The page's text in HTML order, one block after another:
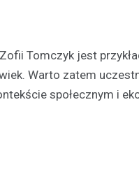
Tomczyk jest
Warto zatem
społecznym i